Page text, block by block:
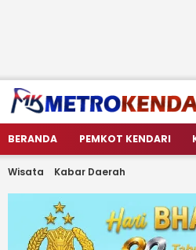
metrokendari
Berita Terkini Sulawesi Tenggara
BERANDA PEMKOT KENDARI
Wisata Kabar Daerah